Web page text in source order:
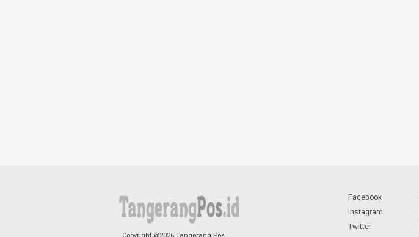
Facebook
Instagram
Twitter